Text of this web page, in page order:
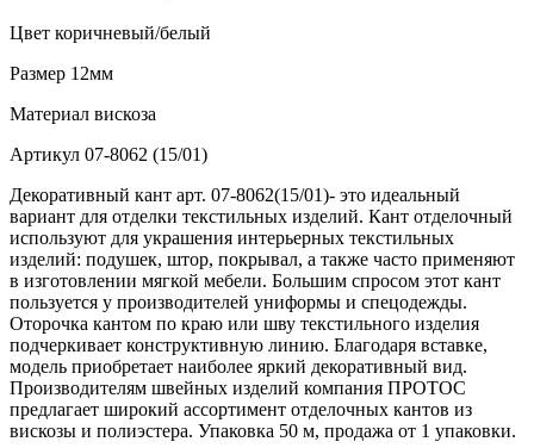
Цвет коричневый/белый
Размер 12мм
Материал вискоза
Артикул 07-8062 (15/01)
Декоративный кант арт. 07-8062(15/01)- это идеальный
вариант для отделки текстильных изделий. Кант отделочный
используют для украшения интерьерных текстильных
изделий: подушек, штор, покрывал, а также часто применяют
в изготовлении мягкой мебели. Большим спросом этот кант
пользуется у производителей униформы и спецодежды.
Оторочка кантом по краю или шву текстильного изделия
подчеркивает конструктивную линию. Благодаря вставке,
модель приобретает наиболее яркий декоративный вид.
Производителям швейных изделий компания ПРОТОС
предлагает широкий ассортимент отделочных кантов из
вискозы и полиэстера. Упаковка 50 м, продажа от 1 упаковки.